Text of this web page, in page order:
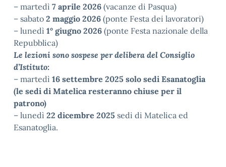
– martedì 7 aprile 2026 (vacanze di Pasqua)
– sabato 2 maggio 2026 (ponte Festa dei lavoratori)
– lunedì 1° giugno 2026 (ponte Festa nazionale della
Repubblica)
Le lezioni sono sospese per delibera del Consiglio
d’Istituto:
– martedì 16 settembre 2025 solo sedi Esanatoglia
(le sedi di Matelica resteranno chiuse per il
patrono)
– lunedì 22 dicembre 2025 sedi di Matelica ed
Esanatoglia.